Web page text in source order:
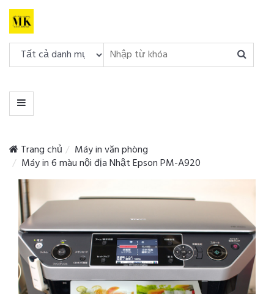
DANH
MỤC
MENU
Trang chủ
Máy in văn phòng
Máy in 6 màu nội địa Nhật Epson PM-A920